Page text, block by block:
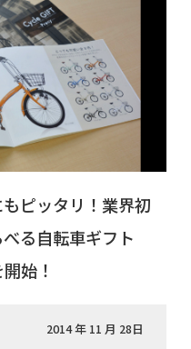
ピッタリ！業界初
る自転車ギフト
始！
2014 年 11 月 28日